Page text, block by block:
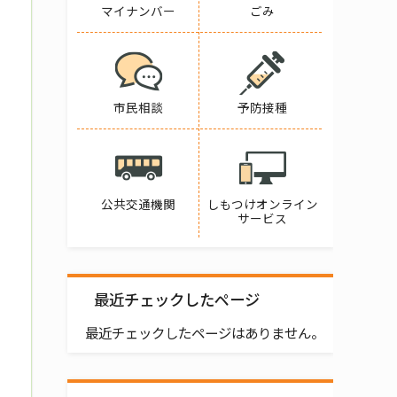
マイナンバー ごみ
市民相談 予防接種
公共交通機関
しもつけオンライン
サービス
最近チェックしたページ
最近チェックしたページはありません。